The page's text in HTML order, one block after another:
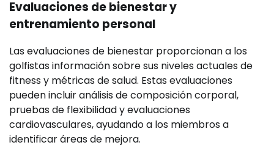
Evaluaciones de bienestar y
entrenamiento personal
Las evaluaciones de bienestar proporcionan a los
golfistas información sobre sus niveles actuales de
fitness y métricas de salud. Estas evaluaciones
pueden incluir análisis de composición corporal,
pruebas de flexibilidad y evaluaciones
cardiovasculares, ayudando a los miembros a
identificar áreas de mejora.